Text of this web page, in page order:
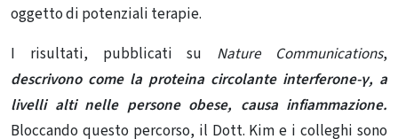
oggetto di potenziali terapie.
I risultati, pubblicati su Nature Communications,
descrivono come la proteina circolante interferone-γ, a
livelli alti nelle persone obese, causa infiammazione.
Bloccando questo percorso, il Dott. Kim e i colleghi sono